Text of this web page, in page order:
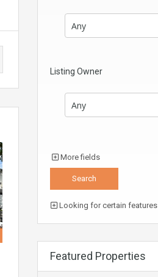
Listing Owner
More fields
Looking for certain features
Featured Properties